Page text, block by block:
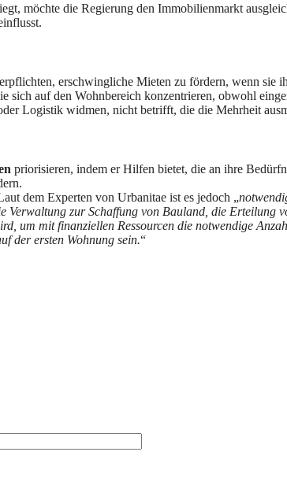
möchte die Regierung den Immobilienmarkt
erschwingliche Mieten zu fördern, wenn sie
auf den Wohnbereich konzentrieren, obwohl
Logistik widmen, nicht betrifft, die die Mehrheit
priorisieren, indem er Hilfen bietet, die an ihre
dem Experten von Urbanitae ist es jedoch „
zur Schaffung von Bauland, die Erteilung
um mit finanziellen Ressourcen die notwendige
der ersten Wohnung sein.“